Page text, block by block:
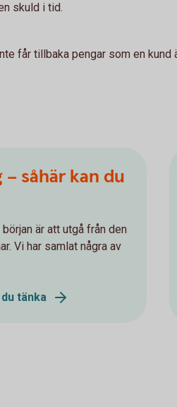
skuld i tid.
får tillbaka pengar som en kund
såhär kan du
är att utgå från den
Vi har samlat några av
tänka